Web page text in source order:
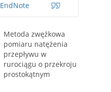
EndNote
Metoda zwężkowa
pomiaru natężenia
przepływu w
rurociągu o przekroju
prostokątnym